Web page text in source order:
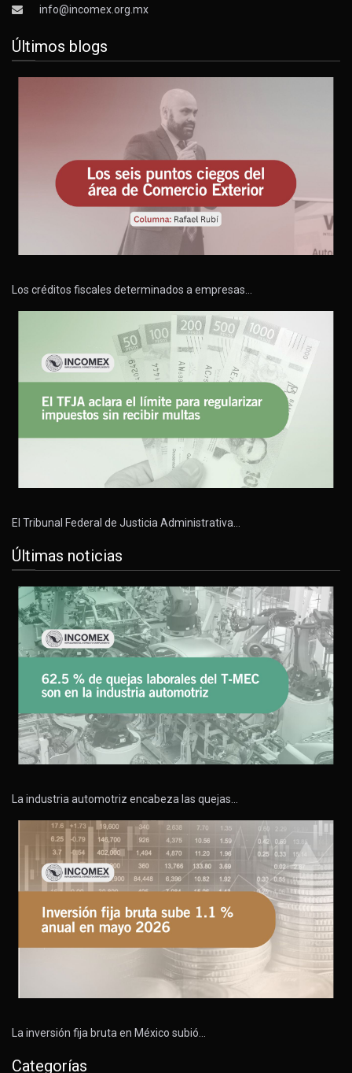
info@incomex.org.mx
Últimos blogs
Los créditos fiscales determinados a empresas…
El Tribunal Federal de Justicia Administrativa…
Últimas noticias
La industria automotriz encabeza las quejas…
La inversión fija bruta en México subió…
Categorías